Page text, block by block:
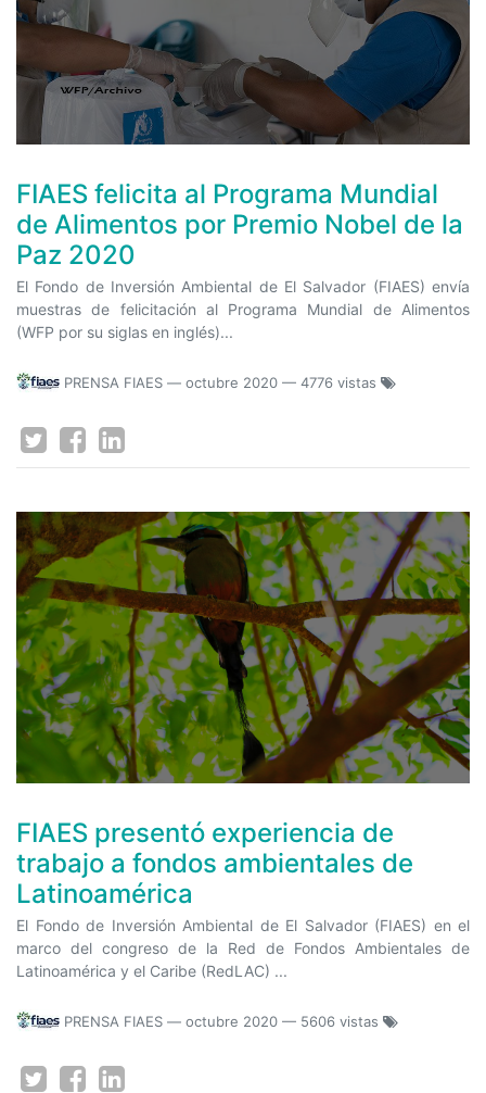
FIAES felicita al Programa Mundial
de Alimentos por Premio Nobel de la
Paz 2020
El Fondo de Inversión Ambiental de El Salvador (FIAES) envía
muestras de felicitación al Programa Mundial de Alimentos
(WFP por su siglas en inglés)...
PRENSA FIAES — octubre 2020 — 4776 vistas
FIAES presentó experiencia de
trabajo a fondos ambientales de
Latinoamérica
El Fondo de Inversión Ambiental de El Salvador (FIAES) en el
marco del congreso de la Red de Fondos Ambientales de
Latinoamérica y el Caribe (RedLAC) ...
PRENSA FIAES — octubre 2020 — 5606 vistas